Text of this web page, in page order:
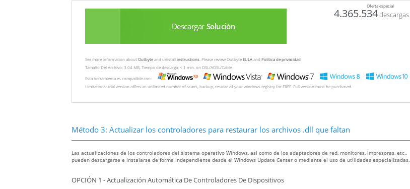
Oferta especial
Descargar Solución
4.365.534descargas
See more information about Outbyteand unistallinstrustions . Please review OutbyteEULAandPolítica de privacidad
Tamaño Del Archivo: 3.04 MB, Tiempo de descarga: < 1 min. on DSL/ADSL/Cable
Esta herramienta es compatible con:
Limitations: trial version offers an unlimited number of scans, backup, restore of your windows registry for FREE. Full version must be purchased.
Método 3: Actualizar los controladores para restaurar los archivos .dll que faltan
Las actualizaciones de los controladores del sistema operativo Windows, así como de los adaptadores de red, monitores, impresoras, etc.,
pueden descargarse e instalarse de forma independiente desde el Windows Update Center o mediante el uso de utilidades especializadas.
OPCIÓN 1 - Actualización Automática De Controladores De Dispositivos